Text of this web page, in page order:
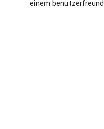
einem